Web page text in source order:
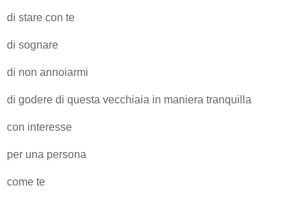
di stare con te
di sognare
di non annoiarmi
di godere di questa vecchiaia in maniera tranquilla
con interesse
per una persona
come te